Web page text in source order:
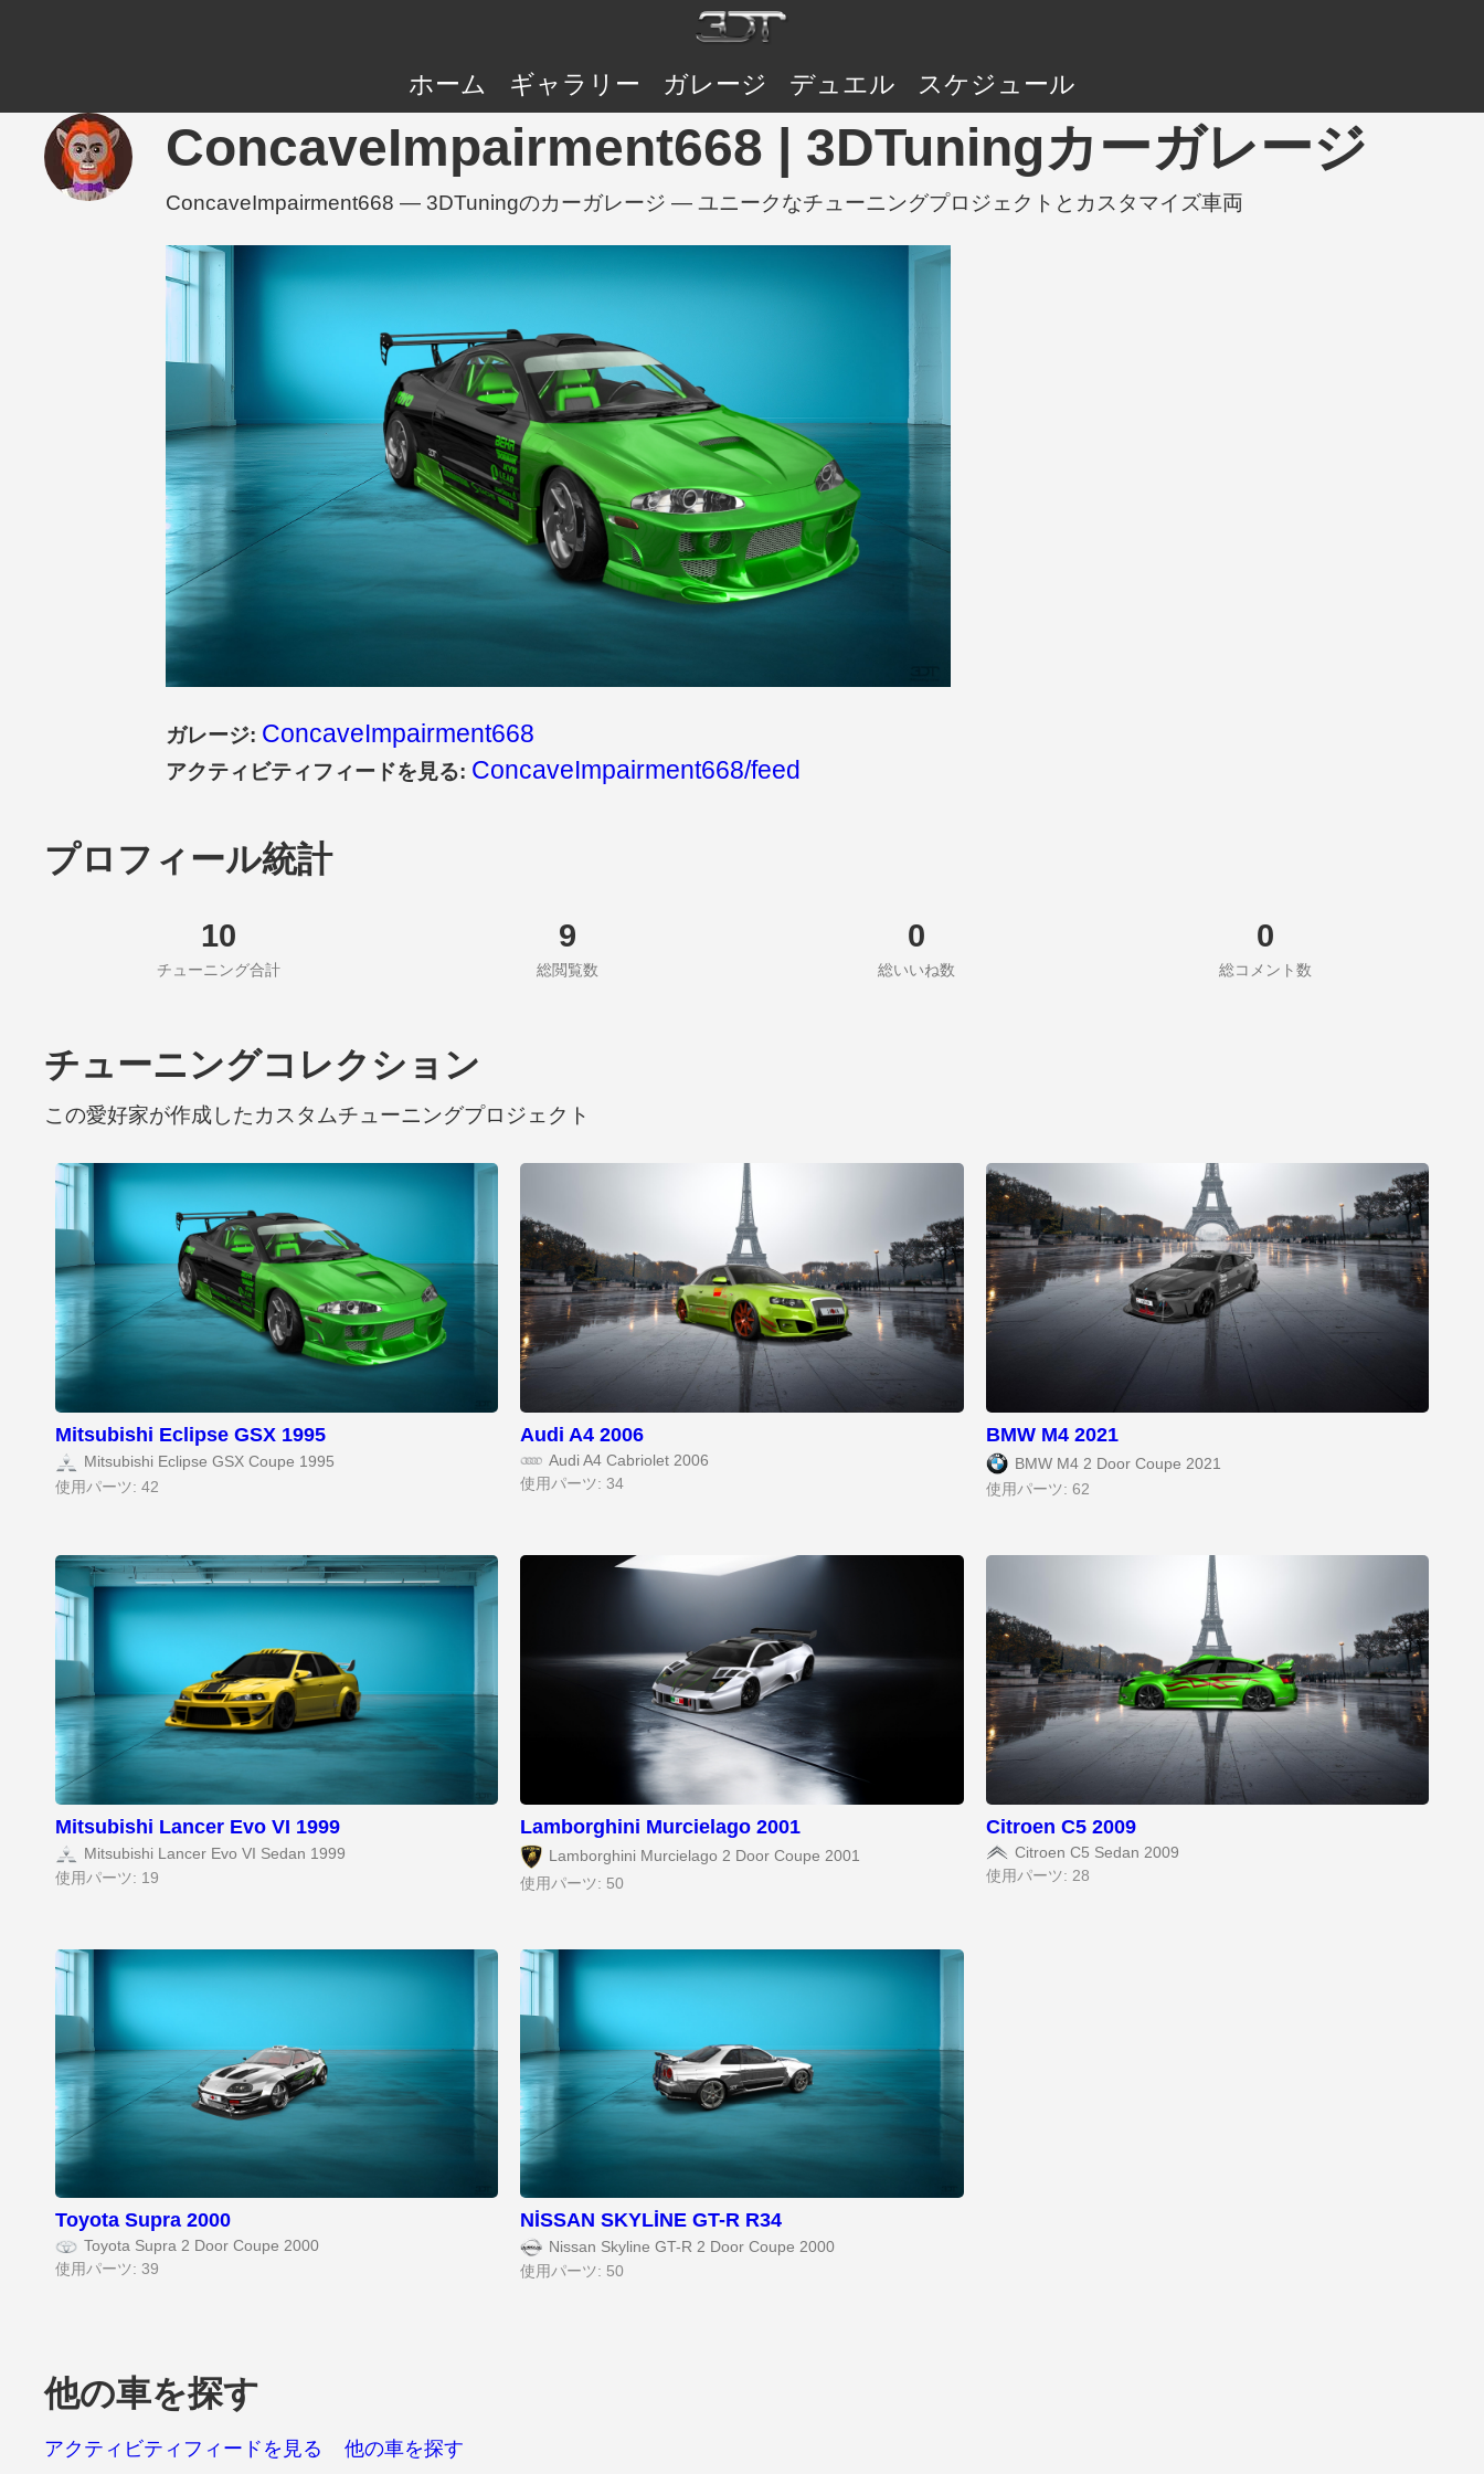
ホーム ギャラリー ガレージ デュエル スケジュール
ConcaveImpairment668 | 3DTuningカーガレージ
ConcaveImpairment668 — 3DTuningのカーガレージ — ユニークなチューニングプロジェクトとカスタマイズ車両
ガレージ: ConcaveImpairment668
アクティビティフィードを見る: ConcaveImpairment668/feed
プロフィール統計
10
チューニング合計
9
総閲覧数
0
総いいね数
0
総コメント数
チューニングコレクション
この愛好家が作成したカスタムチューニングプロジェクト
Mitsubishi Eclipse GSX 1995
Mitsubishi Eclipse GSX Coupe 1995
使用パーツ: 42
Audi A4 2006
Audi A4 Cabriolet 2006
使用パーツ: 34
BMW M4 2021
BMW M4 2 Door Coupe 2021
使用パーツ: 62
Mitsubishi Lancer Evo VI 1999
Mitsubishi Lancer Evo VI Sedan 1999
使用パーツ: 19
Lamborghini Murcielago 2001
Lamborghini Murcielago 2 Door Coupe 2001
使用パーツ: 50
Citroen C5 2009
Citroen C5 Sedan 2009
使用パーツ: 28
Toyota Supra 2000
Toyota Supra 2 Door Coupe 2000
使用パーツ: 39
NİSSAN SKYLİNE GT-R R34
Nissan Skyline GT-R 2 Door Coupe 2000
使用パーツ: 50
他の車を探す
アクティビティフィードを見る 他の車を探す